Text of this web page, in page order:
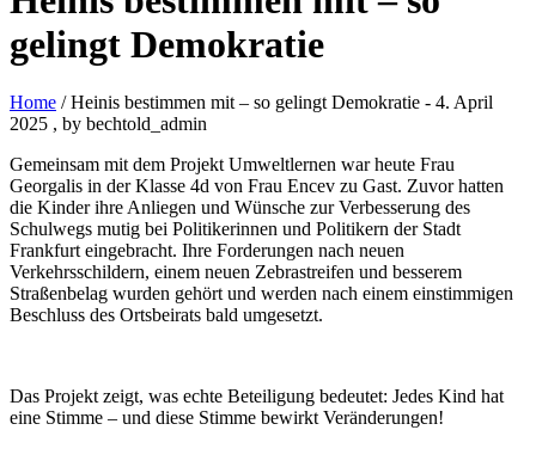
gelingt Demokratie
Home / Heinis bestimmen mit – so gelingt Demokratie - 4. April
2025 , by bechtold_admin
Gemeinsam mit dem Projekt Umweltlernen war heute Frau
Georgalis in der Klasse 4d von Frau Encev zu Gast. Zuvor hatten
die Kinder ihre Anliegen und Wünsche zur Verbesserung des
Schulwegs mutig bei Politikerinnen und Politikern der Stadt
Frankfurt eingebracht. Ihre Forderungen nach neuen
Verkehrsschildern, einem neuen Zebrastreifen und besserem
Straßenbelag wurden gehört und werden nach einem einstimmigen
Beschluss des Ortsbeirats bald umgesetzt.
Das Projekt zeigt, was echte Beteiligung bedeutet: Jedes Kind hat
eine Stimme – und diese Stimme bewirkt Veränderungen!